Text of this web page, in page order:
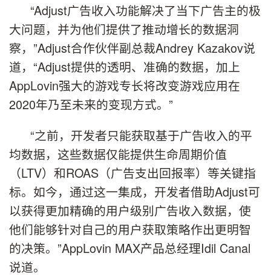
“Adjust广告收入功能解决了当下广告主的极
大问题，并为他们提供了推动增长的数据洞
察，”Adjust合作伙伴副总裁Andrey Kazakov说
道，“Adjust提供的透明、准确的数据，加上
AppLovin强大的游戏专长将改变游戏应用在
2020年乃至未来的变现方式。”
“之前，开发者只能获取基于广告收入的平
均数据，这些数据仅能提供生命周期价值
（LTV）和ROAS（广告支出回报率）等关键指
标。如今，通过这一集成，开发者借助Adjust可
以获得更加精确的用户级别广告收入数据，使
他们能够针对自己的用户获取策略作出更明智
的决策。”AppLovin MAX产品总经理Idil Canal
说道。